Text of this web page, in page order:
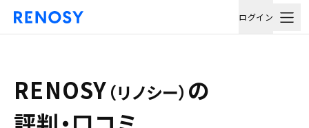
ログイン
RENOSY （リノシー） の